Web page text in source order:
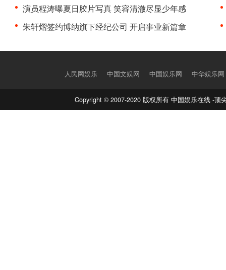
演员程涛曝夏日胶片写真 笑容清澈尽显少年感
朱轩熠签约博纳旗下经纪公司 开启事业新篇章
人民网娱乐 中国文娱网 中国娱乐网 中华娱乐网
Copyright © 2007-2020 版权所有 中国娱乐在线 -顶